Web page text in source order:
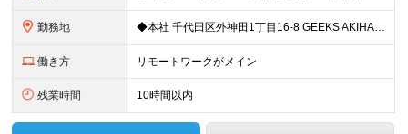
勤務地 ◆本社 千代田区外神田1丁目16-8 GEEKS AKIHABARA 3階 ◆リモートワーク者多数 ※上記を除く当社関連勤務地
働き方 リモートワークがメイン
残業時間 10時間以内